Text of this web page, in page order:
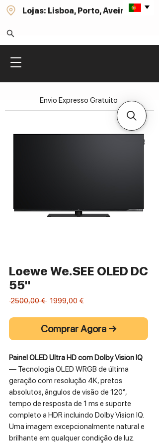
Lojas: Lisboa, Porto, Aveiro
Loewe We.SEE OLED DC
55"
2500,00 € Preço
1999,00 €
Comprar Agora →
Painel OLED Ultra HD com Dolby Vision IQ
— Tecnologia OLED WRGB de última
geração com resolução 4K, pretos
absolutos, ângulos de visão de 120°,
tempo de resposta de 1 ms e suporte
completo a HDR incluindo Dolby Vision IQ.
Uma imagem excepcionalmente natural e
brilhante em qualquer condição de luz.
Envio Expresso Gratuito